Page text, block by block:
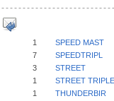
1
SPEED MAST
7
SPEEDTRIPL
3
STREET
1
STREET TRIPLE
1
THUNDERBIR